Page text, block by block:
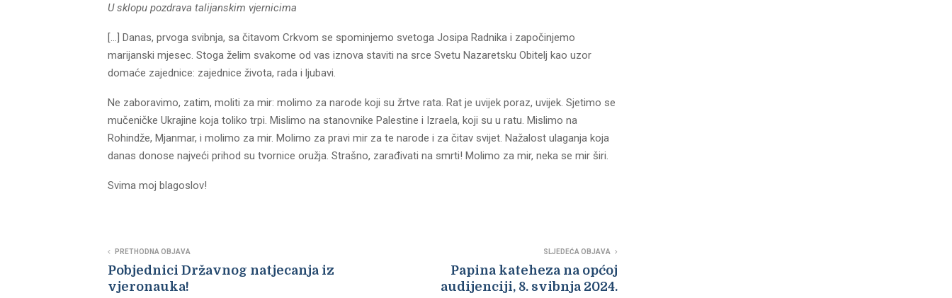
U sklopu pozdrava talijanskim vjernicima
[…] Danas, prvoga svibnja, sa čitavom Crkvom se spominjemo svetoga Josipa Radnika i započinjemo
marijanski mjesec. Stoga želim svakome od vas iznova staviti na srce Svetu Nazaretsku Obitelj kao uzor
domaće zajednice: zajednice života, rada i ljubavi.
Ne zaboravimo, zatim, moliti za mir: molimo za narode koji su žrtve rata. Rat je uvijek poraz, uvijek. Sjetimo se
mučeničke Ukrajine koja toliko trpi. Mislimo na stanovnike Palestine i Izraela, koji su u ratu. Mislimo na
Rohindže, Mjanmar, i molimo za mir. Molimo za pravi mir za te narode i za čitav svijet. Nažalost ulaganja koja
danas donose najveći prihod su tvornice oružja. Strašno, zarađivati na smrti! Molimo za mir, neka se mir širi.
Svima moj blagoslov!
PRETHODNA OBJAVA
Pobjednici Državnog natjecanja iz
vjeronauka!
SLJEDEĆA OBJAVA
Papina kateheza na općoj
audijenciji, 8. svibnja 2024.